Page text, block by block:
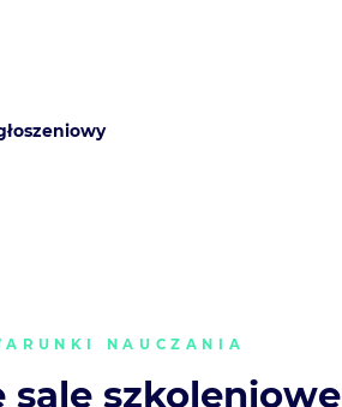
NAUCZANIA
sale szkoleniowe